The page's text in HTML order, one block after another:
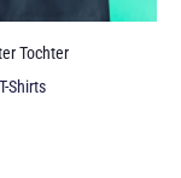
Tochter
Shirts